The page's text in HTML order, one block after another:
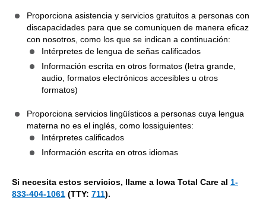
Proporciona asistencia y servicios gratuitos a personas con
discapacidades para que se comuniquen de manera eficaz
con nosotros, como los que se indican a continuación:
Intérpretes de lengua de señas calificados
Información escrita en otros formatos (letra grande,
audio, formatos electrónicos accesibles u otros
formatos)
Proporciona servicios lingüísticos a personas cuya lengua
materna no es el inglés, como lossiguientes:
Intérpretes calificados
Información escrita en otros idiomas
Si necesita estos servicios, llame a Iowa Total Care al 1-
833-404-1061 (TTY: 711).